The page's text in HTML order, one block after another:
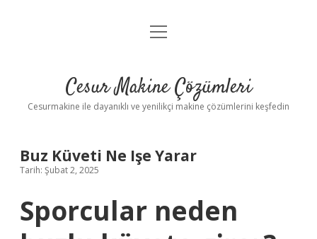
Anasayfa
Yasal Uyarı
menüyü
Cesur Makine Çözümleri
Cesurmakine ile dayanıklı ve yenilikçi makine çözümlerini keşfedin
Buz Küveti Ne Işe Yarar
Tarih: Şubat 2, 2025
Sporcular neden